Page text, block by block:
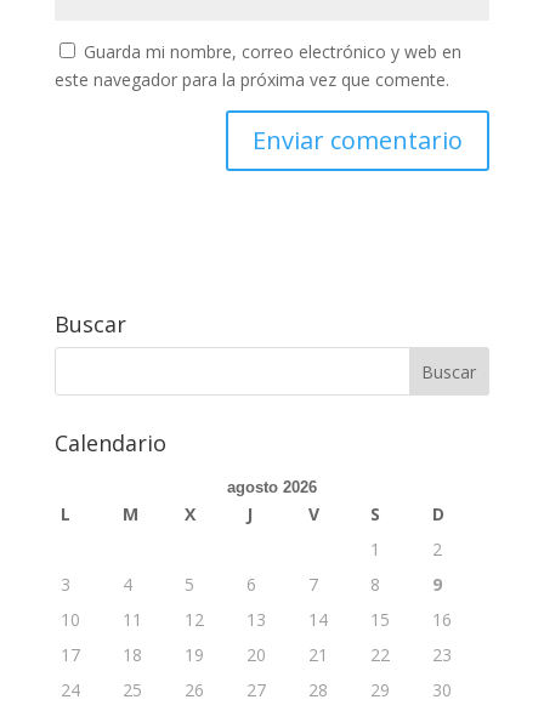
Guarda mi nombre, correo electrónico y web en
este navegador para la próxima vez que comente.
Buscar
Calendario
agosto 2026
L M X J V S
D
1
2
3
4 5 6 7 8
9
10
11 12 13 14 15
16
17
18 19 20 21 22
23
24
25 26 27 28 29
30